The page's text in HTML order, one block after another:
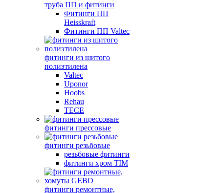
труба ПП и фитинги
Фитинги ПП
Heisskraft
Фитинги ПП Valtec
фитинги из шитого
полиэтилена
Valtec
Uponor
Hoobs
Rehau
TECE
фитинги прессовые
фитинги резьбовые
резьбовые фитинги
фитинги хром TIM
фитинги ремонтные,